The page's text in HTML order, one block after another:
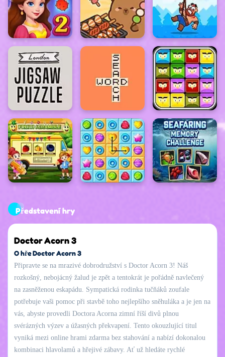
Představení hry
Doctor Acorn 3
O hře Doctor Acorn 3
Připravte se na mrazivé dobrodružství s Doctor Acorn 3! Náš
rozkošný, nebojácný žalud je zpět a tentokrát je pořádně navlečený
na zasněženou eskapádu. Sympatická rodinka tučňáků zoufale
potřebuje vaši pomoc při stavbě toho nejlepšího sněhuláka a je jen na
vás, abyste provedli Doctora Acorna zimní říší divů plnou
svérázných výzev a úžasných překvapení. Tento okouzlující titul
vyniká mezi online hrami zdarma bez stahování a nabízí dokonalou
kombinaci hlavolamů a hřejivé zábavy. Ať už hledáte rychlé